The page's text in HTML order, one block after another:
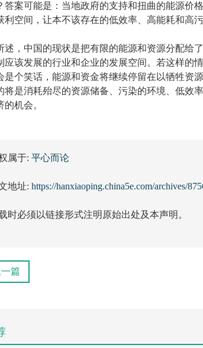
答案可能是：当地政府的支持和扭曲的能源价
利空间，让本不该存在的低效率、高能耗和高
述，中国的现状是把有限的能源和资源分配给
应该发展的行业和企业的发展空间。若这样的
是个笑话，能源和资金将继续停留在以牺牲资
将是消耗殆尽的资源储备、污染的环境、低效
机会。
属于: 平心而论
地址: https://hanxiaoping.china5e.com/archives/
时必须以链接形式注明原始出处及本声明。
一篇